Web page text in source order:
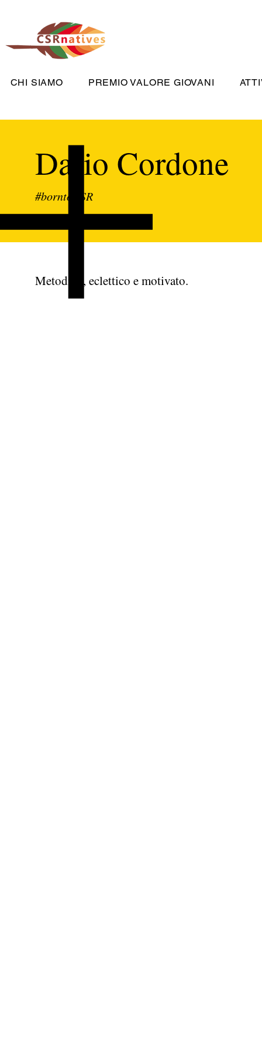
CHI SIAMO PREMIO VALORE GIOVANI
Dario Cordone
#borntoCSR
Metodico, eclettico e motivato.